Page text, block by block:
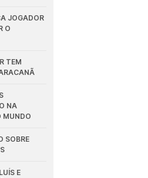
JOGADOR
O
TEM
NA
MUNDO
SOBRE
E